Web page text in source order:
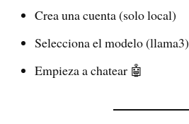
Crea una cuenta (solo local)
Selecciona el modelo (llama3)
Empieza a chatear 🤖